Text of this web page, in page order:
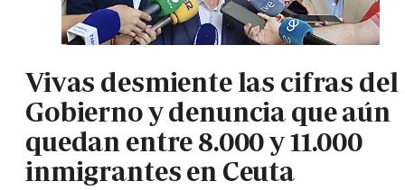
Vivas desmiente las cifras del
Gobierno y denuncia que aún
quedan entre 8.000 y 11.000
inmigrantes en Ceuta